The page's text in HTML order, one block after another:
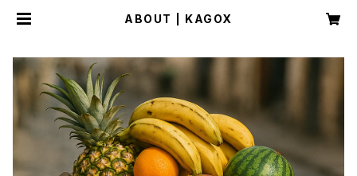
ABOUT | KAGOX